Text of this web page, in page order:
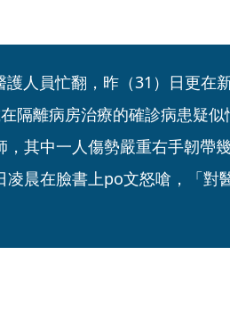
人員忙翻，昨（31）日更在
隔離病房治療的確診病患疑似
其中一人傷勢嚴重右手韌帶
晨在臉書上po文怒嗆，「對